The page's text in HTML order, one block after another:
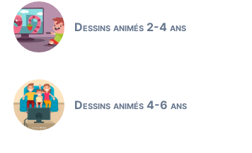
Dessins animés 2-4 ans
Dessins animés 4-6 ans